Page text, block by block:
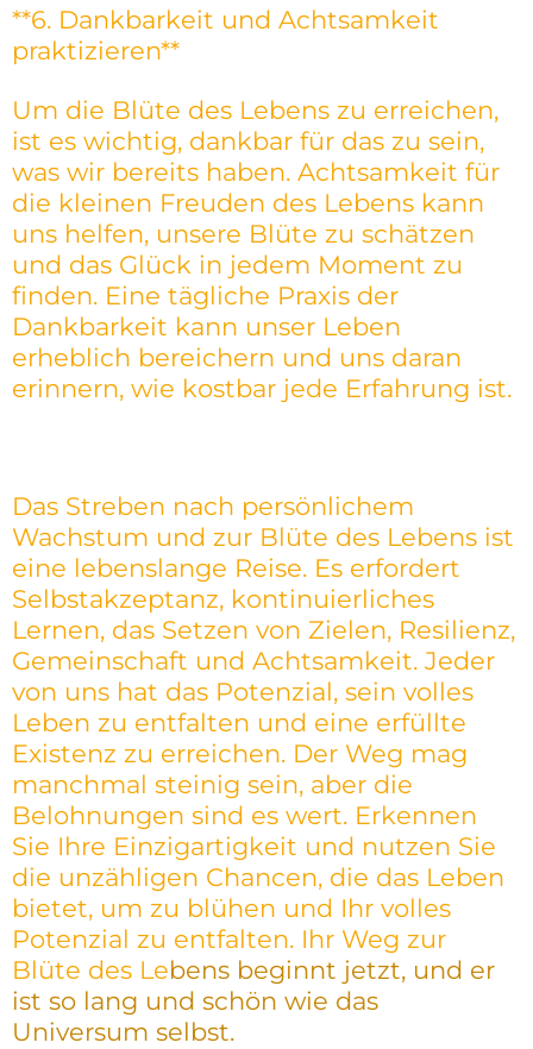
**6. Dankbarkeit und Achtsamkeit
praktizieren**
Um die Blüte des Lebens zu erreichen,
ist es wichtig, dankbar für das zu sein,
was wir bereits haben. Achtsamkeit für
die kleinen Freuden des Lebens kann
uns helfen, unsere Blüte zu schätzen
und das Glück in jedem Moment zu
finden. Eine tägliche Praxis der
Dankbarkeit kann unser Leben
erheblich bereichern und uns daran
erinnern, wie kostbar jede Erfahrung ist.
Das Streben nach persönlichem
Wachstum und zur Blüte des Lebens ist
eine lebenslange Reise. Es erfordert
Selbstakzeptanz, kontinuierliches
Lernen, das Setzen von Zielen, Resilienz,
Gemeinschaft und Achtsamkeit. Jeder
von uns hat das Potenzial, sein volles
Leben zu entfalten und eine erfüllte
Existenz zu erreichen. Der Weg mag
manchmal steinig sein, aber die
Belohnungen sind es wert. Erkennen
Sie Ihre Einzigartigkeit und nutzen Sie
die unzähligen Chancen, die das Leben
bietet, um zu blühen und Ihr volles
Potenzial zu entfalten. Ihr Weg zur
Blüte des Lebens beginnt jetzt, und er
ist so lang und schön wie das
Universum selbst.